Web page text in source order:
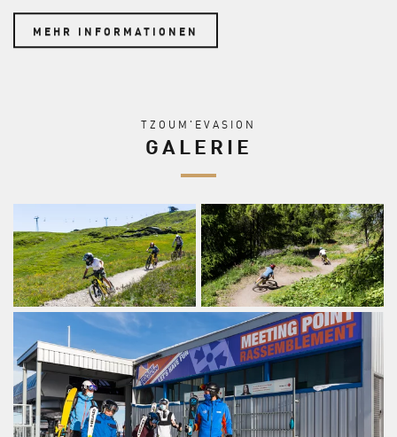
MEHR INFORMATIONEN
TZOUM'EVASION
GALERIE